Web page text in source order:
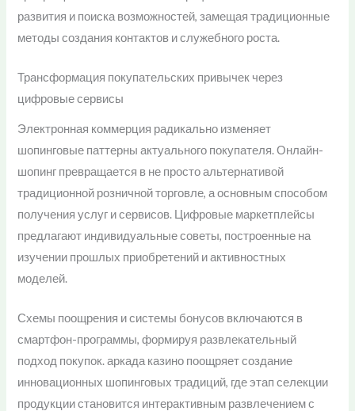
развития и поиска возможностей, замещая традиционные
методы создания контактов и служебного роста.
Трансформация покупательских привычек через
цифровые сервисы
Электронная коммерция радикально изменяет
шопинговые паттерны актуального покупателя. Онлайн-
шопинг превращается в не просто альтернативой
традиционной розничной торговле, а основным способом
получения услуг и сервисов. Цифровые маркетплейсы
предлагают индивидуальные советы, построенные на
изучении прошлых приобретений и активностных
моделей.
Схемы поощрения и системы бонусов включаются в
смартфон-программы, формируя развлекательный
подход покупок. аркада казино поощряет создание
инновационных шопинговых традиций, где этап селекции
продукции становится интерактивным развлечением с